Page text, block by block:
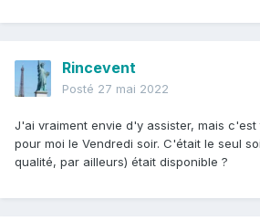
Rincevent
Posté 27 mai 2022
J'ai vraiment envie d'y assister, mais
pour moi le Vendredi soir. C'était le seul
qualité, par ailleurs) était disponible ?